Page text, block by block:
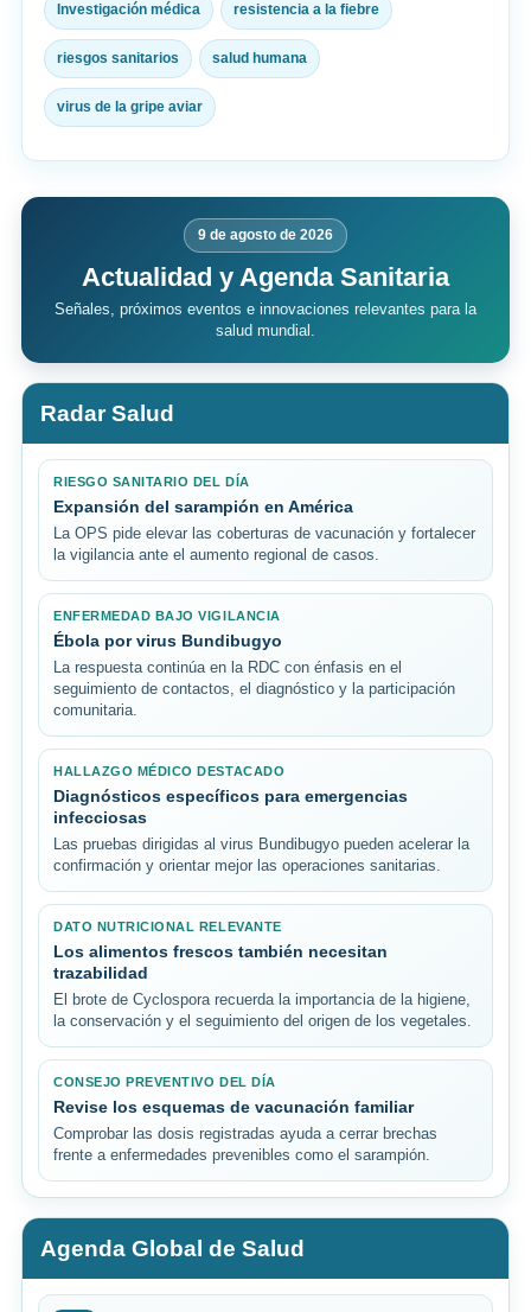
Investigación médica resistencia a la fiebre
riesgos sanitarios salud humana
virus de la gripe aviar
9 de agosto de 2026
Actualidad y Agenda Sanitaria
Señales, próximos eventos e innovaciones relevantes para la
salud mundial.
Radar Salud
RIESGO SANITARIO DEL DÍA
Expansión del sarampión en América
La OPS pide elevar las coberturas de vacunación y fortalecer
la vigilancia ante el aumento regional de casos.
ENFERMEDAD BAJO VIGILANCIA
Ébola por virus Bundibugyo
La respuesta continúa en la RDC con énfasis en el
seguimiento de contactos, el diagnóstico y la participación
comunitaria.
HALLAZGO MÉDICO DESTACADO
Diagnósticos específicos para emergencias
infecciosas
Las pruebas dirigidas al virus Bundibugyo pueden acelerar la
confirmación y orientar mejor las operaciones sanitarias.
DATO NUTRICIONAL RELEVANTE
Los alimentos frescos también necesitan
trazabilidad
El brote de Cyclospora recuerda la importancia de la higiene,
la conservación y el seguimiento del origen de los vegetales.
CONSEJO PREVENTIVO DEL DÍA
Revise los esquemas de vacunación familiar
Comprobar las dosis registradas ayuda a cerrar brechas
frente a enfermedades prevenibles como el sarampión.
Agenda Global de Salud